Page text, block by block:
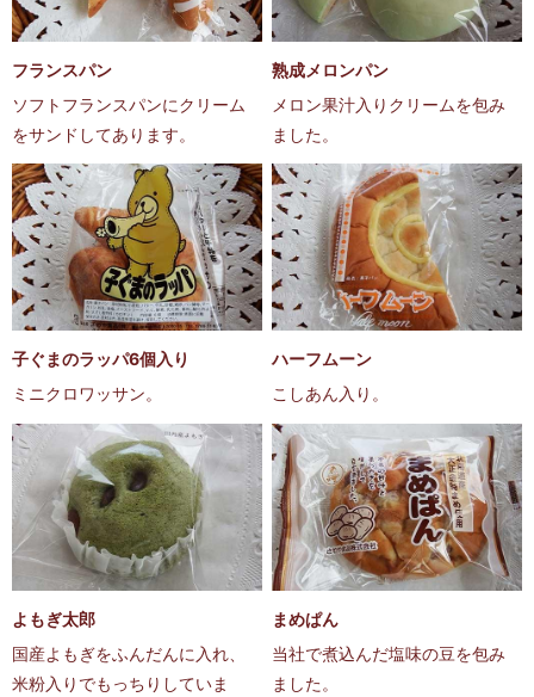
フランスパン
ソフトフランスパンにクリーム
をサンドしてあります。
熟成メロンパン
メロン果汁入りクリームを包み
ました。
子ぐまのラッパ6個入り
ミニクロワッサン。
ハーフムーン
こしあん入り。
よもぎ太郎
国産よもぎをふんだんに入れ、
米粉入りでもっちりしていま
まめぱん
当社で煮込んだ塩味の豆を包み
ました。